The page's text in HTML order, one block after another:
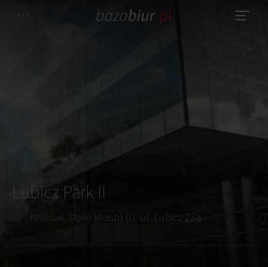
Lubicz Park II
Kraków, Stare Miasto (I), ul. Lubicz 23a